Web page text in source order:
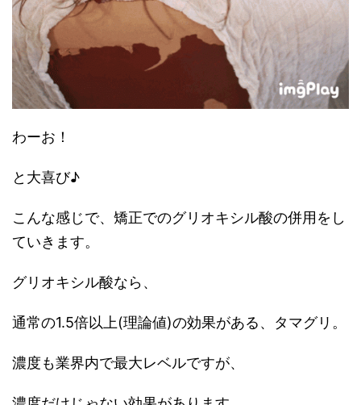
わーお！
と大喜び♪
こんな感じで、矯正でのグリオキシル酸の併用をし
ていきます。
グリオキシル酸なら、
通常の1.5倍以上(理論値)の効果がある、タマグリ。
濃度も業界内で最大レベルですが、